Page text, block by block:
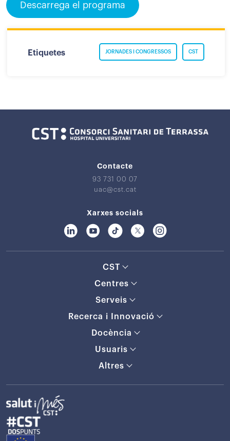
Descarrega el programa
Etiquetes CST
JORNADES I CONGRESSOS
Contacte
93 731 00 07
uac@cst.cat
Xarxes socials
CST
Centres
Serveis
Recerca i Innovació
Docència
Usuaris
Altres